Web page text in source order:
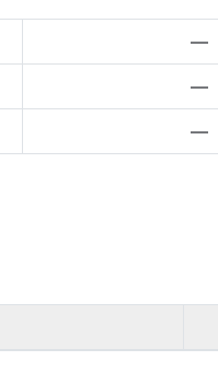
—
—
—